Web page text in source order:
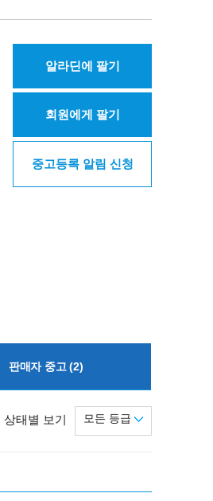
알라딘에 팔기
회원에게 팔기
중고등록 알림 신청
판매자 중고 (2)
상태별 보기 모든 등급